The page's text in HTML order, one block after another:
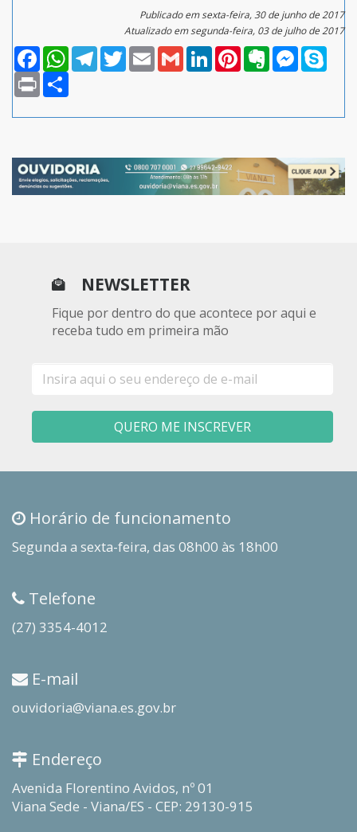
Publicado em sexta-feira, 30 de junho de 2017
Atualizado em segunda-feira, 03 de julho de 2017
FacebookWhatsAppTelegramTwitterEmail Gmail LinkedInPinterestEvernoteMessenger
Print
NEWSLETTER
Fique por dentro do que acontece por aqui e
receba tudo em primeira mão
mail
QUERO ME INSCREVER
Horário de funcionamento
Segunda a sexta-feira, das 08h00 às 18h00
Telefone
(27) 3354-4012
E-mail
ouvidoria@viana.es.gov.br
Endereço
Avenida Florentino Avidos, nº 01
Viana Sede - Viana/ES - CEP: 29130-915